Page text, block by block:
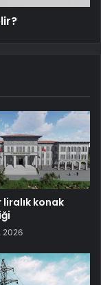
liralık konak
2026